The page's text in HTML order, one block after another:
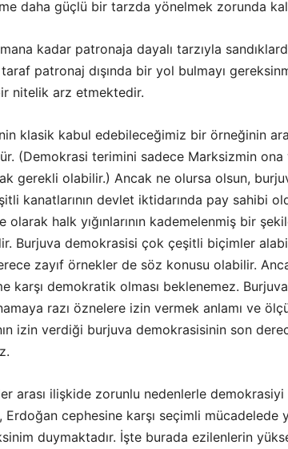
daha güçlü bir tarzda yönelmek zorunda
kadar patronaja dayalı tarzıyla
patronaj dışında bir yol bulmayı
nitelik arz etmektedir.
klasik kabul edebileceğimiz bir örneğinin
(Demokrasi terimini sadece Marksizmin ona
gerekli olabilir.) Ancak ne olursa olsun,
kanatlarının devlet iktidarında pay sahibi
olarak halk yığınlarının kademelenmiş bir
Burjuva demokrasisi çok çeşitli biçimler
zayıf örnekler de söz konusu olabilir.
karşı demokratik olması beklenemez.
razı öznelere izin vermek anlamı ve
izin verdiği burjuva demokrasisinin son
arası ilişkide zorunlu nedenlerle demokrasiyi
Erdoğan cephesine karşı seçimli
duymaktadır. İşte burada ezilenlerin